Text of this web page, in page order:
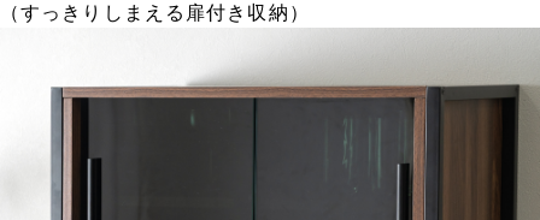
（すっきりしまえる扉付き収納）